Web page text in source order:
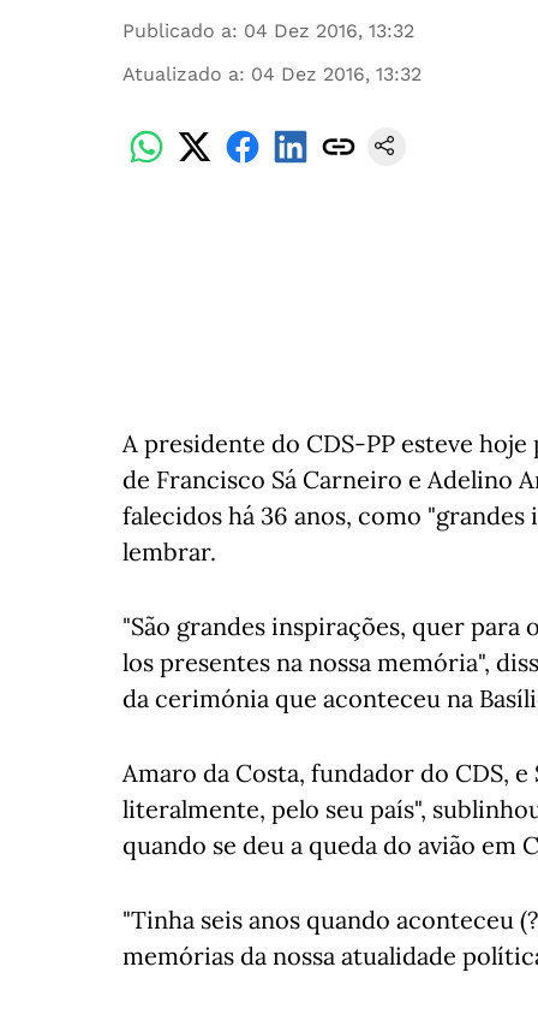
Publicado a: 04 Dez 2016, 13:32
Atualizado a: 04 Dez 2016, 13:32
A presidente do CDS-PP esteve
de Francisco Sá Carneiro e Adelino
falecidos há 36 anos, como
lembrar.
"São grandes inspirações, quer para
los presentes na nossa memória",
da cerimónia que aconteceu na
Amaro da Costa, fundador do CDS,
literalmente, pelo seu país",
quando se deu a queda do avião em
"Tinha seis anos quando aconteceu
memórias da nossa atualidade